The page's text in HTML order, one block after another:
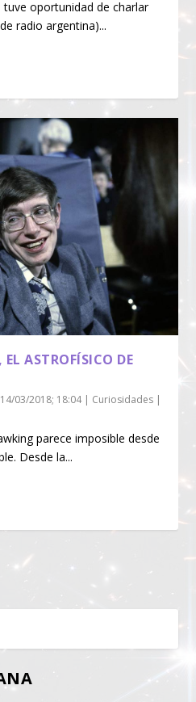
tuve oportunidad de charlar
radio argentina)...
ASTROFÍSICO DE
14/03/2018; 18:04| Curiosidades |
parece imposible desde
Desde la...